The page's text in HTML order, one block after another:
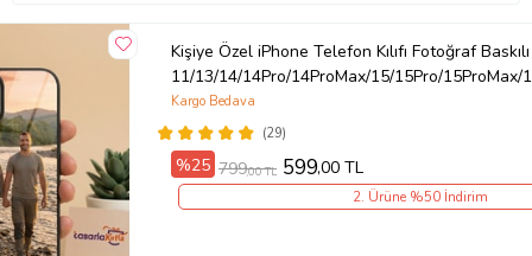
Kişiye Özel iPhone Telefon Kılıfı Fotoğraf Baskılı
11/13/14/14Pro/14ProMax/15/15Pro/
(29)
Kargo Bedava
%25 799,00 TL 599,00 TL
2. Ürüne %50 İndirim